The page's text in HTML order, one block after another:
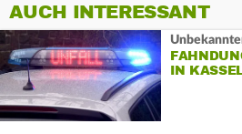
AUCH INTERESSANT
IN